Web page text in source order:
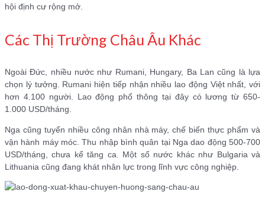
hội định cư rộng mở.
Các Thị Trường Châu Âu Khác
Ngoài Đức, nhiều nước như Rumani, Hungary, Ba Lan cũng là lựa
chọn lý tưởng. Rumani hiện tiếp nhận nhiều lao động Việt nhất, với
hơn 4.100 người. Lao động phổ thông tại đây có lương từ 650-
1.000 USD/tháng.
Nga cũng tuyển nhiều công nhân nhà máy, chế biến thực phẩm và
vận hành máy móc. Thu nhập bình quân tại Nga dao động 500-700
USD/tháng, chưa kể tăng ca. Một số nước khác như Bulgaria và
Lithuania cũng đang khát nhân lực trong lĩnh vực công nghiệp.